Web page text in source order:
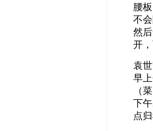
腰
不
然
开
袁
早
（
下
点